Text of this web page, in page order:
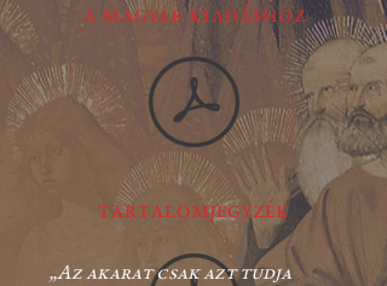
A MAGYAR KIADÁSHOZ
TARTALOMJEGYZÉK
„Az akarat csak azt tudja